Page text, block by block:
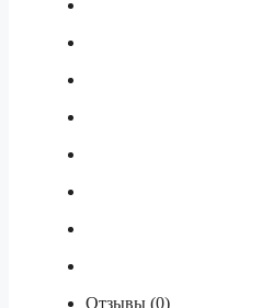
Отзывы (0)